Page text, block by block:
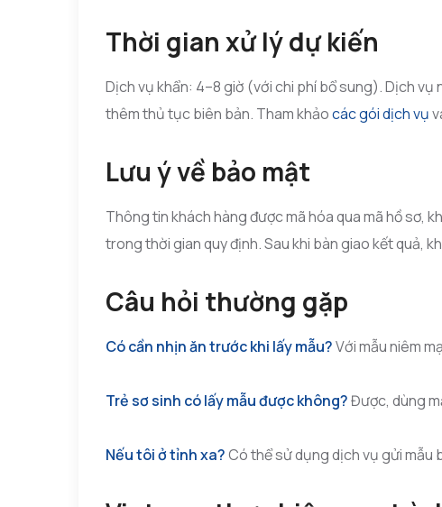
Thời gian xử lý dự kiến
Dịch vụ khẩn: 4–8 giờ (với chi phí bổ sung). Dịch vụ
thêm thủ tục biên bản. Tham khảocác gói dịch vụ
Lưu ý về bảo mật
Thông tin khách hàng được mã hóa qua mã hồ sơ,
trong thời gian quy định. Sau khi bàn giao kết quả,
Câu hỏi thường gặp
Có cần nhịn ăn trước khi lấy mẫu?Với mẫu niêm
Trẻ sơ sinh có lấy mẫu được không?Được, dùng
Nếu tôi ở tỉnh xa?Có thể sử dụng dịch vụ gửi mẫu